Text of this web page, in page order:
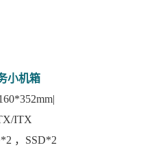
小机箱
ITX
，SSD*2